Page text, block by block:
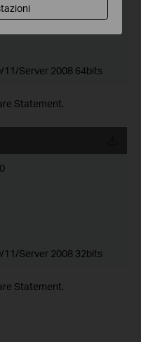
11/Server 2008 64bits
Statement.
11/Server 2008 32bits
Statement.